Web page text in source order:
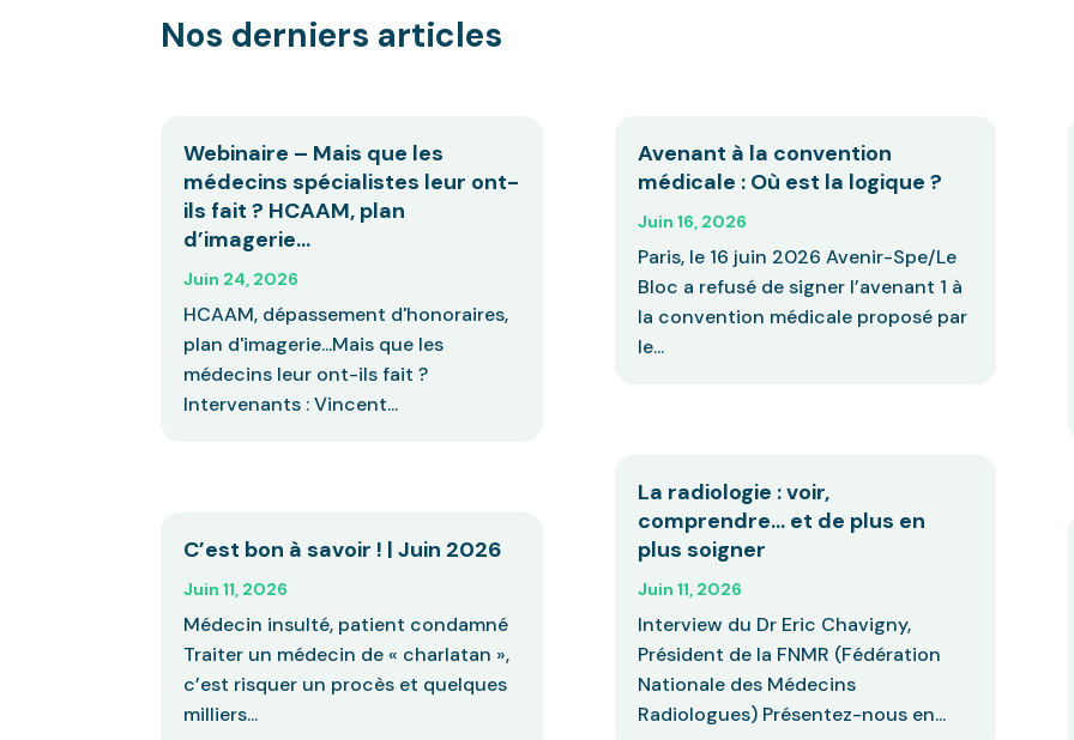
Nos derniers articles
Webinaire – Mais que les
médecins spécialistes leur ont-
ils fait ? HCAAM, plan
d’imagerie…
Juin 24, 2026
HCAAM, dépassement d'honoraires,
plan d'imagerie...Mais que les
médecins leur ont-ils fait ?
Intervenants : Vincent...
C’est bon à savoir ! | Juin 2026
Juin 11, 2026
Médecin insulté, patient condamné
Traiter un médecin de « charlatan »,
c’est risquer un procès et quelques
milliers...
Avenant à la convention
médicale : Où est la logique ?
Juin 16, 2026
Paris, le 16 juin 2026 Avenir-Spe/Le
Bloc a refusé de signer l’avenant 1 à
la convention médicale proposé par
le...
La radiologie : voir,
comprendre… et de plus en
plus soigner
Juin 11, 2026
Interview du Dr Eric Chavigny,
Président de la FNMR (Fédération
Nationale des Médecins
Radiologues) Présentez-nous en...